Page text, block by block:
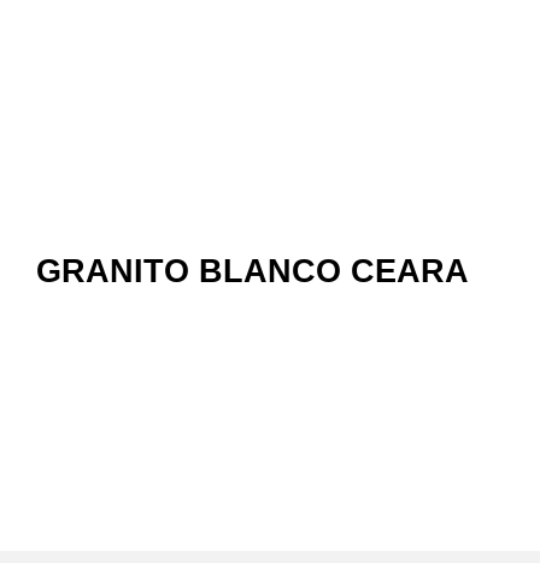
GRANITO BLANCO CEARA